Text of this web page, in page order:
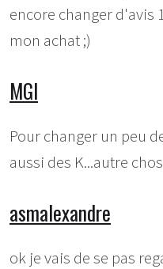
encore changer d'avis
mon achat ;)
MGI
Pour changer un peu
aussi des K...autre
asmalexandre
ok je vais de se pas